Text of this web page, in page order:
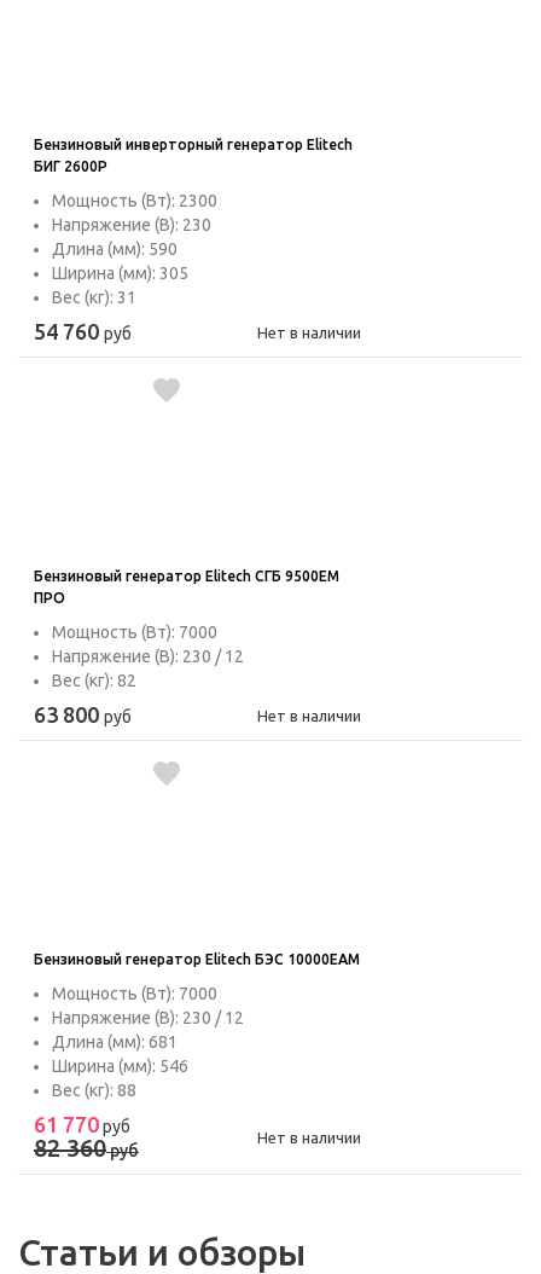
Бензиновый инверторный генератор Elitech
БИГ 2600Р
Мощность (Вт): 2300
Напряжение (В): 230
Длина (мм): 590
Ширина (мм): 305
Вес (кг): 31
54 760 руб Нет в наличии
Бензиновый генератор Elitech СГБ 9500EМ
ПРО
Мощность (Вт): 7000
Напряжение (В): 230 / 12
Вес (кг): 82
63 800 руб Нет в наличии
Бензиновый генератор Elitech БЭС 10000ЕAМ
Мощность (Вт): 7000
Напряжение (В): 230 / 12
Длина (мм): 681
Ширина (мм): 546
Вес (кг): 88
61 770руб
82 360руб
Нет в наличии
Статьи и обзоры